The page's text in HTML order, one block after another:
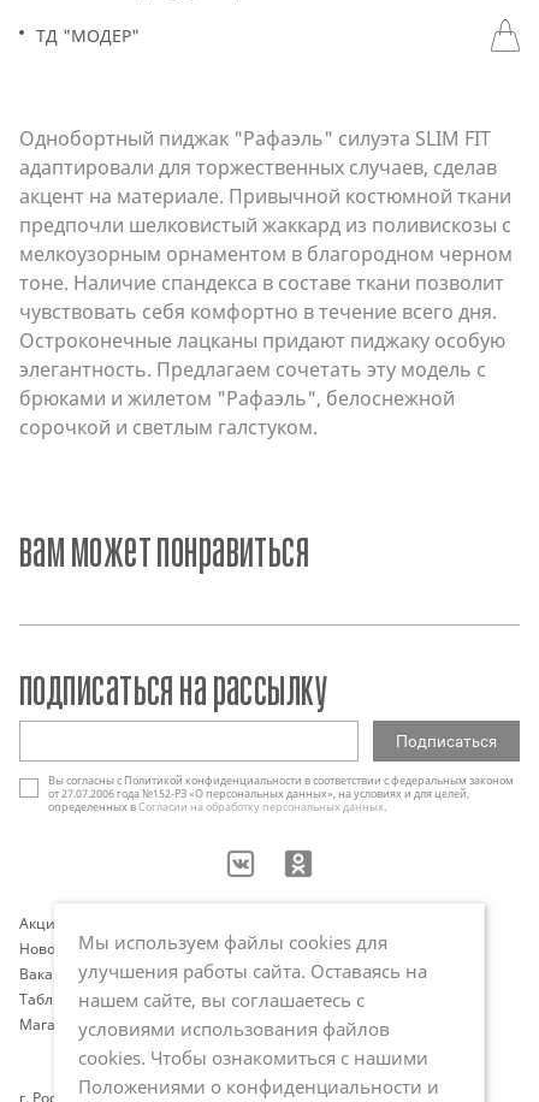
ТД "МОДЕР"
Однобортный пиджак "Рафаэль" силуэта SLIM FIT
адаптировали для торжественных случаев, сделав
акцент на материале. Привычной костюмной ткани
предпочли шелковистый жаккард из поливискозы с
мелкоузорным орнаментом в благородном черном
тоне. Наличие спандекса в составе ткани позволит
чувствовать себя комфортно в течение всего дня.
Остроконечные лацканы придают пиджаку особую
элегантность. Предлагаем сочетать эту модель с
брюками и жилетом "Рафаэль", белоснежной
сорочкой и светлым галстуком.
вам может понравиться
г. Ростов-на-Дону
Акции
Новости
Вакансии
Таблица размеров
Магазины
Оплата и доставка
Программа лояльности
Публичная оферта
Политика обработки
персональных данных
подписаться на рассылку
Вы согласны с Политикой конфиденциальности в соответствии с федеральным законом
от 27.07.2006 года №152-РЗ «О персональных данных», на условиях и для целей,
определенных вСогласии на обработку персональных данных.
Мы используем файлы cookies для
улучшения работы сайта. Оставаясь на
нашем сайте, вы соглашаетесь с
условиями использования файлов
cookies. Чтобы ознакомиться с нашими
Положениями о конфиденциальности и